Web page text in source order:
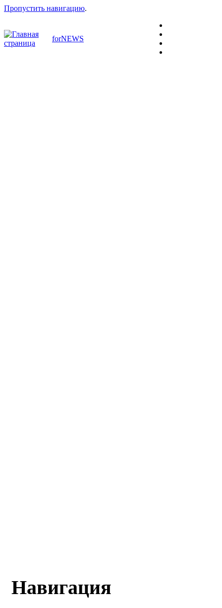
Пропустить навигацию.
forNEWS
Навигация